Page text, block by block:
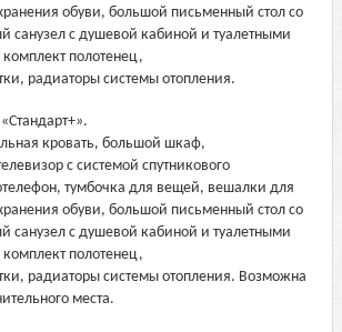
обуви, большой письменный стол со
санузел с душевой кабиной и туалетными
полотенец,
радиаторы системы отопления.
кровать, большой шкаф,
с системой спутникового
тумбочка для вещей, вешалки для
обуви, большой письменный стол со
санузел с душевой кабиной и туалетными
полотенец,
радиаторы системы отопления. Возможна
места.